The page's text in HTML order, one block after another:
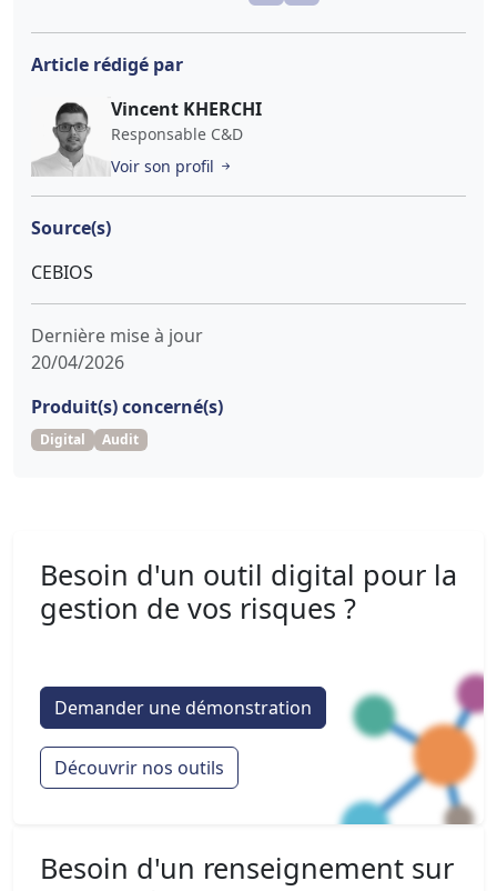
Article rédigé par
Vincent KHERCHI
Responsable C&D
Voir son profil
Source(s)
CEBIOS
Dernière mise à jour
20/04/2026
Produit(s) concerné(s)
Digital Audit
Besoin d'un outil digital pour la
gestion de vos risques ?
Demander une démonstration
Découvrir nos outils
Besoin d'un renseignement sur